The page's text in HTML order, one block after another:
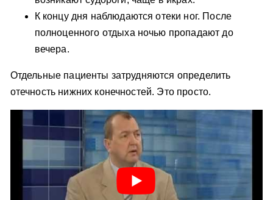
К концу дня наблюдаются отеки ног. После
полноценного отдыха ночью пропадают до
вечера.
Отдельные пациенты затрудняются определить
отечность нижних конечностей. Это просто.